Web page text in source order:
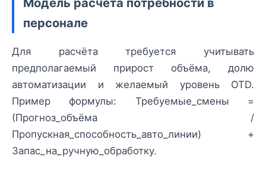
персонале
Для расчёта требуется учитывать
предполагаемый прирост объёма, долю
автоматизации и желаемый уровень OTD.
Пример формулы: Требуемые_смены =
(Прогноз_объёма /
Пропускная_способность_авто_линии) +
Запас_на_ручную_обработку.